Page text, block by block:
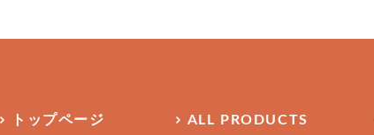
トップページ ALL PRODUCTS